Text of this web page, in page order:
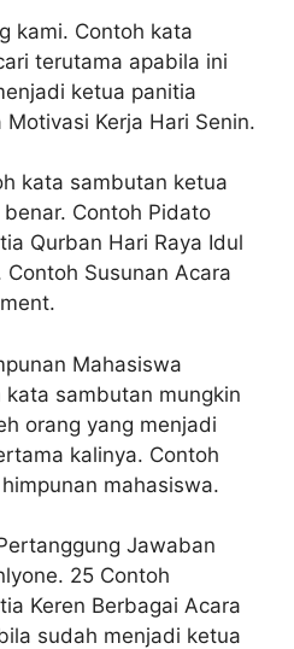
kami. Contoh kata
terutama apabila ini
ketua panitia
Kerja Hari Senin.
kata sambutan ketua
Contoh Pidato
Qurban Hari Raya Idul
Susunan Acara
Mahasiswa
kata sambutan mungkin
orang yang menjadi
kalinya. Contoh
mahasiswa.
Jawaban
25 Contoh
Keren Berbagai Acara
sudah menjadi ketua